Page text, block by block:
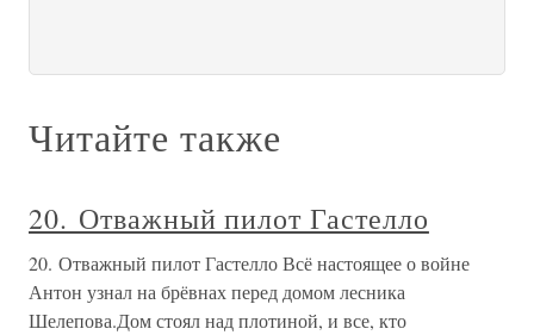
Читайте также
20. Отважный пилот Гастелло
20. Отважный пилот Гастелло Всё настоящее о войне
Антон узнал на брёвнах перед домом лесника
Шелепова.Дом стоял над плотиной, и все, кто